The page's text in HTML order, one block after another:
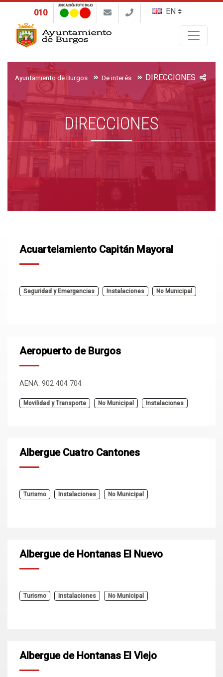
010
UBICACIÓN FOTO ROJO
Ayuntamiento de Burgos De interés DIRECCIONES
DIRECCIONES
Acuartelamiento Capitán Mayoral
Seguridad y Emergencias Instalaciones No Municipal
Aeropuerto de Burgos
AENA: 902 404 704
Movilidad y Transporte No Municipal Instalaciones
Albergue Cuatro Cantones
Turismo Instalaciones No Municipal
Albergue de Hontanas El Nuevo
Turismo Instalaciones No Municipal
Albergue de Hontanas El Viejo